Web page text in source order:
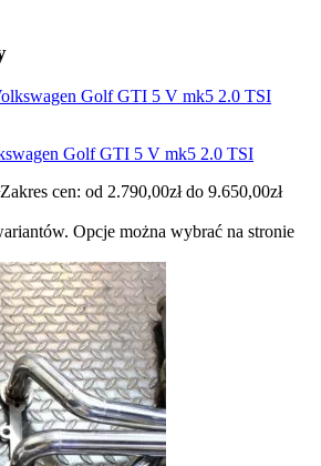
Golf GTI 5 V mk5 2.0 TSI
Zakres cen: od 2.790,00zł do 9.650,00zł
Opcje można wybrać na stronie